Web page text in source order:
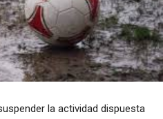
la actividad dispuesta